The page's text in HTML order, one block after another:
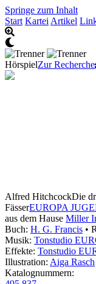
Springe zum Inhalt
Start Kartei Artikel
HörspielZur Recherche
Alfred HitchcockDie
FässerEUROPA
aus dem Hause Miller
Buch: H. G. Francis •
Musik: Tonstudio
Effekte: Tonstudio
Illustration: Aiga Rasch
Katalognummern: